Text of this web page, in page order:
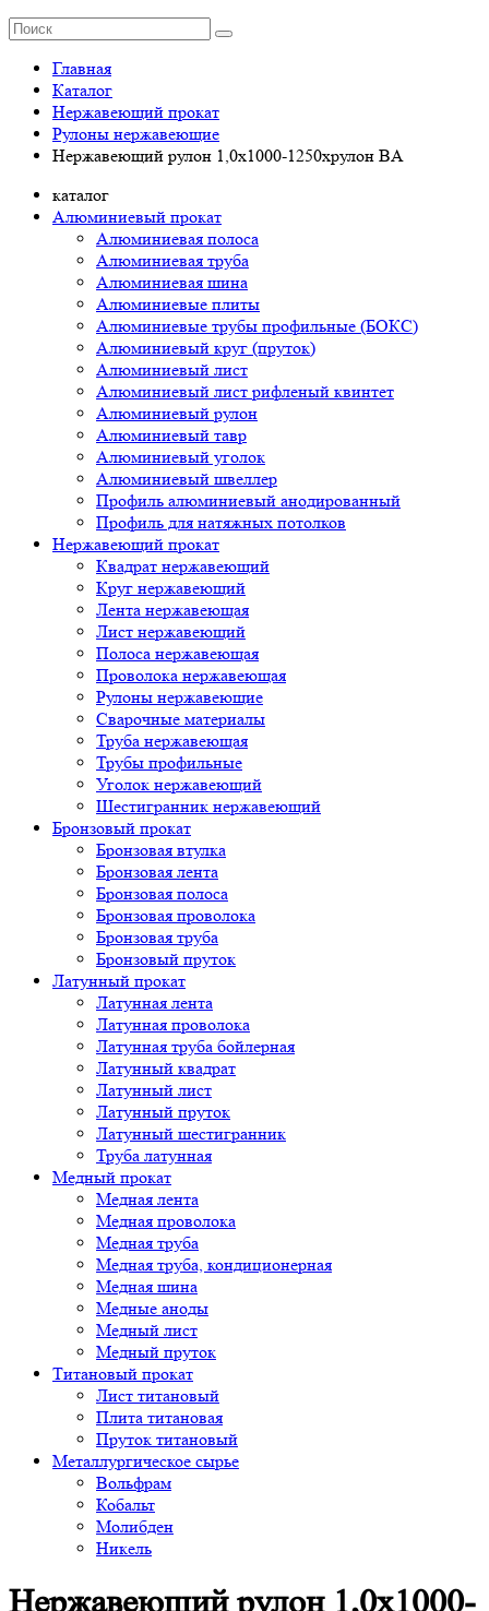
Главная
Каталог
Нержавеющий прокат
Рулоны нержавеющие
Нержавеющий рулон 1,0х1000-1250хрулон BA
каталог
Алюминиевый прокат
Алюминиевая полоса
Алюминиевая труба
Алюминиевая шина
Алюминиевые плиты
Алюминиевые трубы профильные (БОКС)
Алюминиевый круг (пруток)
Алюминиевый лист
Алюминиевый лист рифленый квинтет
Алюминиевый рулон
Алюминиевый тавр
Алюминиевый уголок
Алюминиевый швеллер
Профиль алюминиевый анодированный
Профиль для натяжных потолков
Нержавеющий прокат
Квадрат нержавеющий
Круг нержавеющий
Лента нержавеющая
Лист нержавеющий
Полоса нержавеющая
Проволока нержавеющая
Рулоны нержавеющие
Сварочные материалы
Труба нержавеющая
Трубы профильные
Уголок нержавеющий
Шестигранник нержавеющий
Бронзовый прокат
Бронзовая втулка
Бронзовая лента
Бронзовая полоса
Бронзовая проволока
Бронзовая труба
Бронзовый пруток
Латунный прокат
Латунная лента
Латунная проволока
Латунная труба бойлерная
Латунный квадрат
Латунный лист
Латунный пруток
Латунный шестигранник
Труба латунная
Медный прокат
Медная лента
Медная проволока
Медная труба
Медная труба, кондиционерная
Медная шина
Медные аноды
Медный лист
Медный пруток
Титановый прокат
Лист титановый
Плита титановая
Пруток титановый
Металлургическое сырье
Вольфрам
Кобальт
Молибден
Никель
Нержавеющий рулон 1,0х1000-